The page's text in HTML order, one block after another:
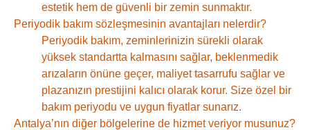
estetik hem de güvenli bir zemin sunmaktır.
Periyodik bakım sözleşmesinin avantajları nelerdir?
Periyodik bakım, zeminlerinizin sürekli olarak
yüksek standartta kalmasını sağlar, beklenmedik
arızaların önüne geçer, maliyet tasarrufu sağlar ve
plazanızın prestijini kalıcı olarak korur. Size özel bir
bakım periyodu ve uygun fiyatlar sunarız.
Antalya’nın diğer bölgelerine de hizmet veriyor musunuz?